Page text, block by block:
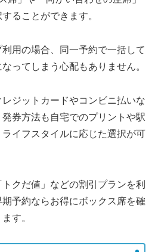
ることができます。
用の場合、同一予約で一括して
ってしまう心配もありません。
ジットカードやコンビニ払いな
券方法も自宅でのプリントや駅
イフスタイルに応じた選択が可
クだ値」などの割引プランを利
予約ならお得にボックス席を確
す。